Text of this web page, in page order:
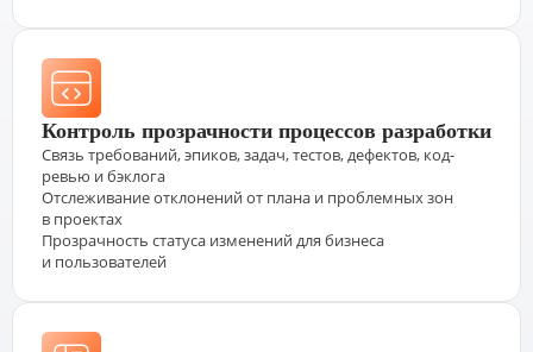
Контроль прозрачности процессов разработки
Связь требований, эпиков, задач, тестов, дефектов, код-
ревью и бэклога
Отслеживание отклонений от плана и проблемных зон
в проектах
Прозрачность статуса изменений для бизнеса
и пользователей